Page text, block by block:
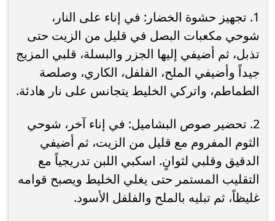
1. تجهيز حشوة الخضار: في إناء على النار،
شوحي مكعبات البصل في قليل من الزيت حتى
تذبل، ثم أضيفي إليها الجزر والبسلة، قلبي المزيج
جيداً وأضيفي الملح، الفلفل، الكاري، وصلصة
الطماطم، واتركي الخليط يتجانس على نار هادئة.
2. تحضير صوص البشاميل: في إناء آخر، شوحي
الثوم المفروم مع قليل من الزيت، ثم أضيفي
الدقيق وقلبي لثوانٍ. اسكبي اللبن تدريجياً مع
التقليب المستمر حتى يغلي الخليط ويصبح قوامه
غليظاً، ثم تبليه بالملح والفلفل الأسود.